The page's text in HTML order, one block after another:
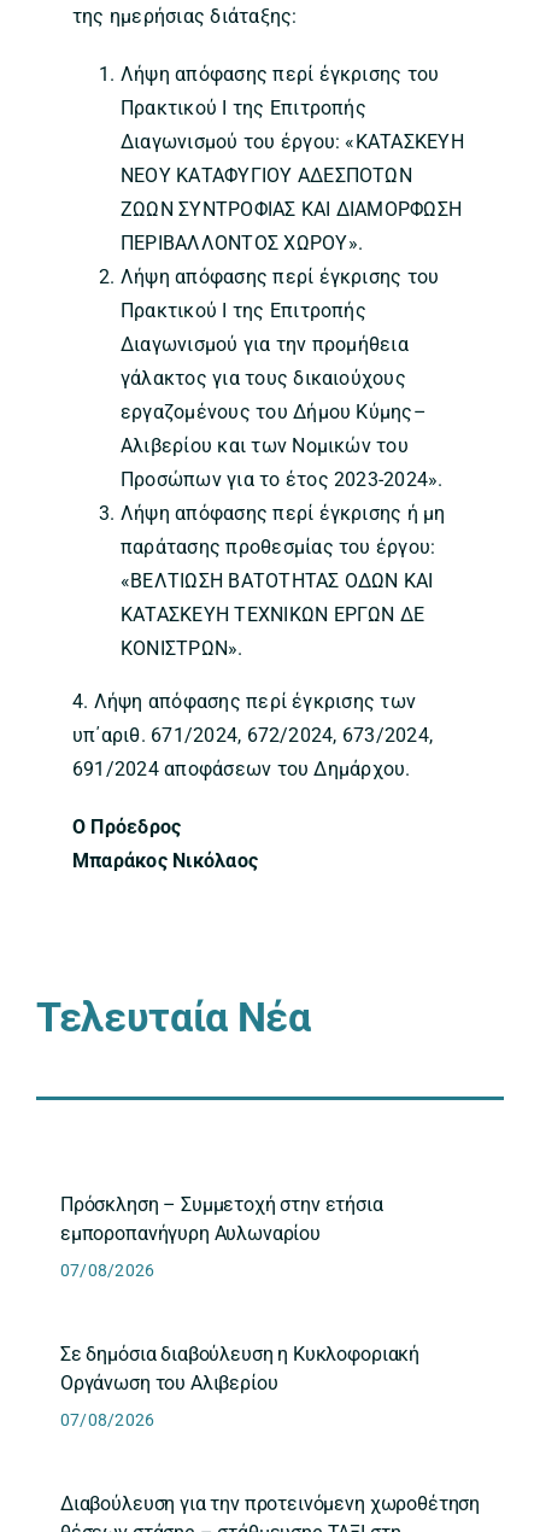
της ημερήσιας διάταξης:
Λήψη απόφασης περί έγκρισης του
Πρακτικού I της Επιτροπής
Διαγωνισμού του έργου: «ΚΑΤΑΣΚΕΥΗ
ΝΕΟΥ ΚΑΤΑΦΥΓΙΟΥ ΑΔΕΣΠΟΤΩΝ
ΖΩΩΝ ΣΥΝΤΡΟΦΙΑΣ ΚΑΙ ΔΙΑΜΟΡΦΩΣΗ
ΠΕΡΙΒΑΛΛΟΝΤΟΣ ΧΩΡΟΥ».
Λήψη απόφασης περί έγκρισης του
Πρακτικού Ι της Επιτροπής
Διαγωνισμού για την προμήθεια
γάλακτος για τους δικαιούχους
εργαζομένους του Δήμου Κύμης–
Αλιβερίου και των Νομικών του
Προσώπων για το έτος 2023-2024».
Λήψη απόφασης περί έγκρισης ή μη
παράτασης προθεσμίας του έργου:
«ΒΕΛΤΙΩΣΗ ΒΑΤΟΤΗΤΑΣ ΟΔΩΝ ΚΑΙ
ΚΑΤΑΣΚΕΥΗ ΤΕΧΝΙΚΩΝ ΕΡΓΩΝ ΔΕ
ΚΟΝΙΣΤΡΩΝ».
4. Λήψη απόφασης περί έγκρισης των
υπ΄αριθ. 671/2024, 672/2024, 673/2024,
691/2024 αποφάσεων του Δημάρχου.
Ο Πρόεδρος
Μπαράκος Νικόλαος
Τελευταία Νέα
Πρόσκληση – Συμμετοχή στην ετήσια
εμποροπανήγυρη Αυλωναρίου
07/08/2026
Σε δημόσια διαβούλευση η Κυκλοφοριακή
Οργάνωση του Αλιβερίου
07/08/2026
Διαβούλευση για την προτεινόμενη χωροθέτηση